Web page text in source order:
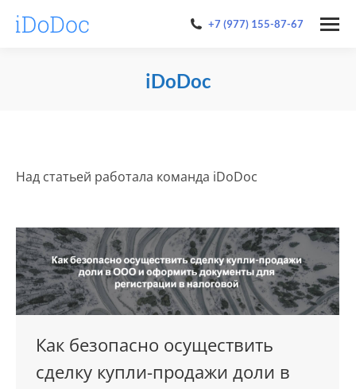
+7 (977) 155-87-67
iDoDoc
Над статьей работала команда iDoDoc
Как безопасно осуществить
сделку купли-продажи доли в